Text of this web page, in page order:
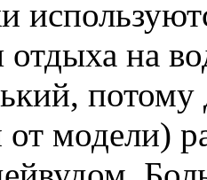
отдыха на
от модели)